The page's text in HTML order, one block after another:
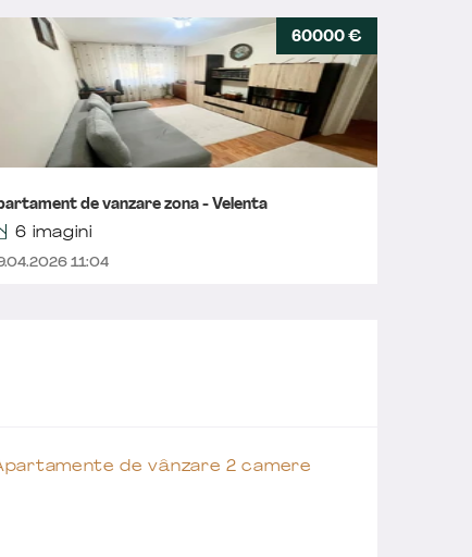
60000 €
de vanzare zona - Velenta
6 imagini
11:04
de vânzare 2 camere